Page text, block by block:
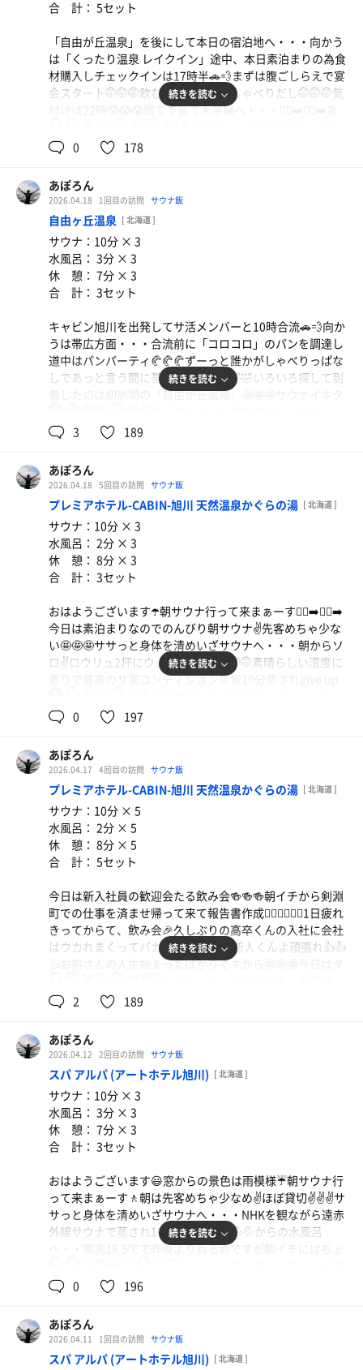
スパかつ🍝
うぅ〜美味い😋😋😋🍴
新発売アクエリアス
以外と美味い😋😋😋 口の中👄青くなりそー
バニラソフト
みぞれ☃️混じりの中のソフトクリームも格別👍
バイキング
ファンオレ🍊
大浴場近くにはマウンテンデューありません😭😭😭 な
のでファン活します😅
合 計： 5セット
「自由が丘温泉」を後にして本日の宿泊地へ・・・向かう
は「くったり温泉 レイクイン」途中、本日素泊まりの為食
材購入しチェックインは17時半🚗💨まずは腹ごしらえで宴
会スタート🤭🤭🤭飲むは食うわ皆おしゃべりだし🤭🤭🤭気
付けは22時😱😱😱慌てて皆で大浴場へ・・・🏃‍♂️‍➡️🏃‍♂️‍➡️あ
ウナへ・・・もちろん貸切✌️2杯ロウリュでアチアチ空間
深めで16.5℃とちょうど良い感じ🙆🙆🙆からの外気浴は星
空満開でアディロンにて休憩😵‍💫😵‍💫😵‍💫ほぼ貸切のまま5セッ
ト完了✅ほぼソロ活でしたよー✌️✌️✌️いっぱい食べていっぱ
い話していっぱいサウナして充実した1日でした。
「くったり」さん素晴らしいサ活ありがとうございました
😭😭それじゃ寝まぁーす😪😪
追記：22時過ぎると日帰り入浴終了なので穴場の時間帯で
続きを読む
0 178
あぽろん
2026.04.18 1回目の訪問 サウナ飯
自由ヶ丘温泉 [ 北海道 ]
サウナ：10分 × 3
水風呂： 3分 × 3
休 憩： 7分 × 3
合 計： 3セット
キャビン旭川を出発してサ活メンバーと10時合流🚗💨向か
うは帯広方面・・・合流前に「コロコロ」のパンを調達し
道中はパンパーティ🥐🥐🥐ずーっと誰かがしゃべりっぱな
しであっと言う間に帯広到着🤣🤣🤣🤣🤣いろいろ探して到
着したのは初訪問の「自由が丘温泉」🤩🤩🤩サウナイキタ
駐車場は広めで施設も古そうですがめちゃキレイで掃除が
4〜5人🤭浴場入って常連の客人同じく4〜5名👌合わせて
10名前後！洗い場は固定シャワータイプで懐かしさ感じま
す❗️ササっと身体を清めいざサウナへ・・・先客2名で皆さ
んマナー完璧でめちゃ感心します。温度も湿度も完璧で10
分蒸され汗満開💦💦💦からの水風呂は深めの15.6℃で蛇口
🚰からはMAXで流れてます。オーバーフローは最高に気持
ちいぃー✌️✌️✌️からの休憩は脱衣所のベンチでミニ扇風機
を浴びて😵‍💫😵‍💫😵‍💫あっと言う間に3セット完了✅めちゃお気
追記：めちゃお気に入りになっちゃいました。常連のマナ
ーの良さは完璧👌居心地最高です。来た事ない方は是非来
てくださいね。
続きを読む
3 189
あぽろん
2026.04.18 5回目の訪問 サウナ飯
プレミアホテル-CABIN-旭川 天然温泉かぐらの湯 [ 北海道 ]
サウナ：10分 × 3
水風呂： 2分 × 3
休 憩： 8分 × 3
合 計： 3セット
おはようございます☂️朝サウナ行って来まぁーす🏃‍♂️‍➡️🏃‍♂️‍➡️
今日は素泊まりなのでのんびり朝サウナ✌️先客めちゃ少な
い🤩🤩🤩ササっと身体を清めいざサウナへ・・・朝からソ
ロ✌️ロウリュ2杯にウォーリュ2杯🤭🤭🤭素晴らしい湿度に
香りで最高のサ室コンディション💯💯10分蒸されgive up
処のアディロンにて頭にチョロチョロ水シャワー🚿掛けな
トにて終了😅
これからいつものサ活メンバーとちょいドライブからの宿
泊✌️✌️✌️行き先はまだ発表してません😅😅😅ミステリーツ
アー🤭🤭
みんな喜んでくれるのが楽しい🤭🤭🤭
さぁそろそろ合流の時間‼️出発しまぁす
追記：朝も貸切サウナ最高でしたよ🙏🙏インバウンド終わ
続きを読む
0 197
あぽろん
2026.04.17 4回目の訪問 サウナ飯
プレミアホテル-CABIN-旭川 天然温泉かぐらの湯 [ 北海道 ]
サウナ：10分 × 5
水風呂： 2分 × 5
休 憩： 8分 × 5
合 計： 5セット
今日は新入社員の歓迎会たる飲み会🍻🍻🍻朝イチから剣淵
町での仕事を済ませ帰って来て報告書作成😮‍💨😮‍💨😮‍💨1日疲れ
きってからて、飲み会🎉久しぶりの高卒くんの入社に会社
はウカれまくってバカみたい😫😫😫新人くんよ頑張れ👍👍
👍お前さんの人生始まったばかりですから🤩🤩🤩今日はタ
少々控えめに・・・1次会・2次会と参加しホテル着はなん
へ・・・混み混みではないが客人それなりに居ますね😅サ
サっと身体を清めいざサウナへ・・・誰かロウリュした後
かカンカンアチアチ😡😡😡ちょい飲みしたせいか一瞬で汗
吹き出し我ながらスゲーわ💦💦💦10分耐えてからの水風呂
へ・・・15℃前後で気持ちいぃ〜🤩🤩🤩からの露天のベン
チで休憩😵‍💫😵‍💫😵‍💫昼間は暖かいけどさすがに夜風はさむー
い😱😵‍💫😱こんなスパンを繰り返し5セット完了✅
明日は朝からお出掛け🚗
追記：22時過ぎたらほぼ貸切✌️ロウリュやり放題でカンカ
ンアチアチでした✌️✌️✌️
あのサウナでソロは贅沢な時間でした。ありがとう🙏また
続きを読む
2 189
あぽろん
2026.04.12 2回目の訪問 サウナ飯
スパ アルパ (アートホテル旭川) [ 北海道 ]
サウナ：10分 × 3
水風呂： 3分 × 3
休 憩： 7分 × 3
合 計： 3セット
おはようございます😃窓からの景色は雨模様☔朝サウナ行
って来まぁーす🚶朝は先客めちゃ少なめ✌️ほぼ貸切✌️✌️✌️サ
サっと身体を清めいざサウナへ・・・NHKを観ながら遠赤
外線サウナで蒸され10分🥵汗満開💦💦💦からの水風呂
へ・・実測18.5℃で昨晩よりぬるめですが朝イチにはちょ
😵‍💫😵‍💫😵‍💫朝イチ最高です👍激アツミストと交互に3セット完
そこそこ賑わってます🤣🤣🤣いつも通り多種多様に盛り合
わせで腹MAX😭よーし‼️ヴォレアス北海道のホーム最終試
合に行こーっと🚗💨
続きを読む
0 196
あぽろん
2026.04.11 1回目の訪問 サウナ飯
スパ アルパ (アートホテル旭川) [ 北海道 ]